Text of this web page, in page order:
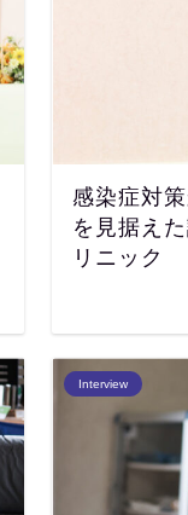
感染症対
を見据え
リニック
Interview